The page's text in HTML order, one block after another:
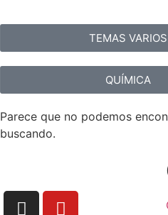
TEMAS VARIOS
QUÍMICA
Parece que no podemos
buscando.